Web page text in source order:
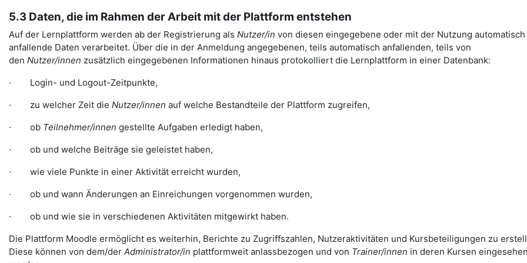
5.3 Daten, die im Rahmen der Arbeit mit der Plattform entstehen
Auf der Lernplattform werden ab der Registrierung als Nutzer/in von diesen eingegebene oder mit der Nutzung automatisch
anfallende Daten verarbeitet. Über die in der Anmeldung angegebenen, teils automatisch anfallenden, teils von
den Nutzer/innen zusätzlich eingegebenen Informationen hinaus protokolliert die Lernplattform in einer Datenbank:
· Login- und Logout-Zeitpunkte,
· zu welcher Zeit die Nutzer/innen auf welche Bestandteile der Plattform zugreifen,
· ob Teilnehmer/innen gestellte Aufgaben erledigt haben,
· ob und welche Beiträge sie geleistet haben,
· wie viele Punkte in einer Aktivität erreicht wurden,
· ob und wann Änderungen an Einreichungen vorgenommen wurden,
· ob und wie sie in verschiedenen Aktivitäten mitgewirkt haben.
Die Plattform Moodle ermöglicht es weiterhin, Berichte zu Zugriffszahlen, Nutzeraktivitäten und Kursbeteiligungen zu
Diese können von dem/der Administrator/in plattformweit anlassbezogen und von Trainer/innen in deren Kursen eingesehen